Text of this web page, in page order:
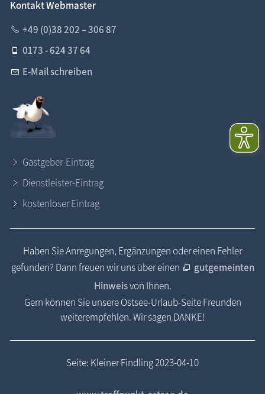
Kontakt Webmaster
+49 (0)38 202 – 306 87
0173 - 624 37 64
E-Mail schreiben
Gastgeber-Eintrag
Dienstleister-Eintrag
kostenloser Eintrag
Haben Sie Anregungen, Ergänzungen oder einen Fehler
gefunden? Dann freuen wir uns über einen
gutgemeinten
Hinweisvon Ihnen.
Gern können Sie unsere Ostsee-Urlaub-Seite Freunden
weiterempfehlen. Wir sagen DANKE!
Seite: Kleiner Findling 2023-04-10